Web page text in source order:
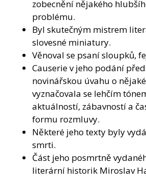
zobecnění nějakého
problému.
Byl skutečným mistrem
slovesné miniatury.
Věnoval se psaní sloupků,
Causerie v jeho podání
novinářskou úvahu o
vyznačovala se lehčím
aktuálností, zábavností a
formu rozmluvy.
Některé jeho texty byly
smrti.
Část jeho posmrtně
literární historik Miroslav